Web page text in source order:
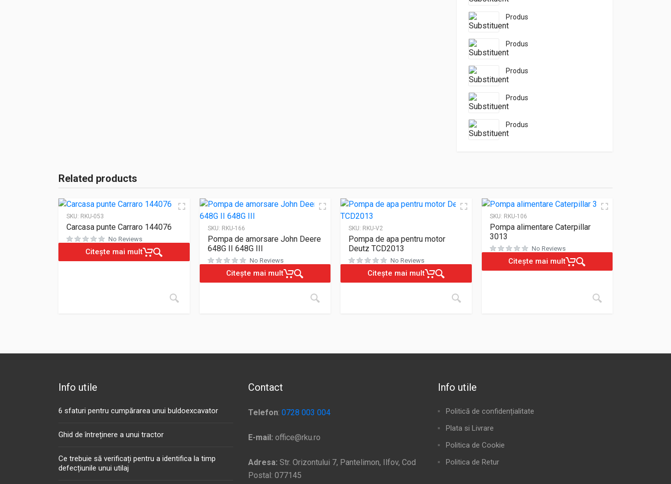
Produs
Produs
Produs
Produs
Produs
Related products
SKU: RKU-053
Carcasa punte Carraro 144076
No Reviews
Citește mai mult
SKU: RKU-166
Pompa de amorsare John Deere
648G II 648G III
No Reviews
Citește mai mult
SKU: RKU-V2
Pompa de apa pentru motor
Deutz TCD2013
No Reviews
Citește mai mult
SKU: RKU-106
Pompa alimentare Caterpillar
3013
No Reviews
Citește mai mult
Info utile
6 sfaturi pentru cumpărarea unui buldoexcavator
Ghid de întreținere a unui tractor
Ce trebuie să verificați pentru a identifica la timp
defecțiunile unui utilaj
Contact
Telefon: 0728 003 004
E-mail: office@rku.ro
Adresa: Str. Orizontului 7, Pantelimon, Ilfov, Cod
Postal: 077145
Info utile
Politică de confidențialitate
Plata si Livrare
Politica de Cookie
Politica de Retur